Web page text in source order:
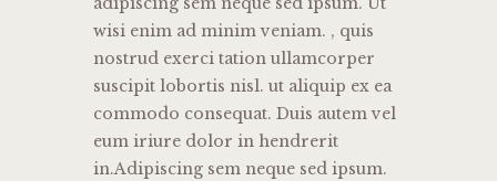
wisi enim ad minim veniam. , quis
nostrud exerci tation ullamcorper
suscipit lobortis nisl. ut aliquip ex ea
commodo consequat. Duis autem vel
eum iriure dolor in hendrerit
in.Adipiscing sem neque sed ipsum.